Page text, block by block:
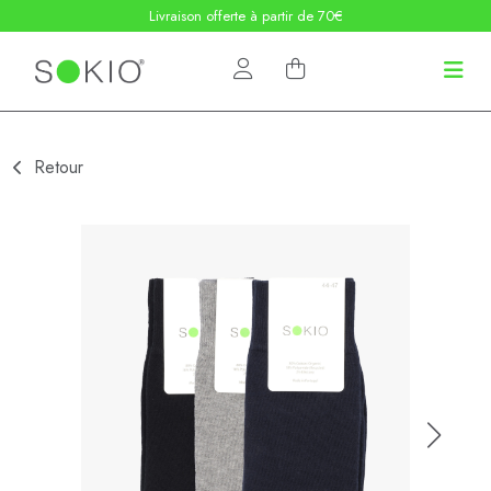
Livraison offerte à partir de 70€
Retour